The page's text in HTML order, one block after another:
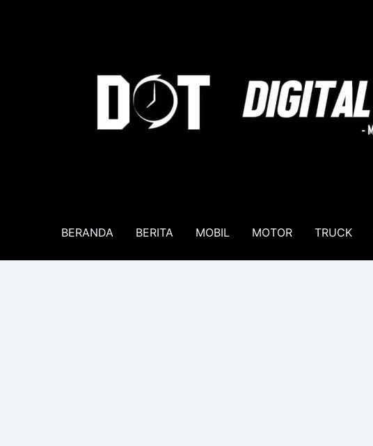
BERANDA BERITA MOBIL MOTOR TRUCK